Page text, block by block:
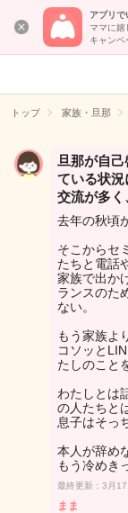
アプリで
ママに嬉
キャンペ
トップ 家族・旦那
旦那が自
ている状
交流が多く
去年の秋頃
そこからセ
たちと電話
家族で出か
ランスのた
ない。
もう家族よ
コソッと
たしのこと
わたしとは
の人たちと
息子はそっ
本人が辞め
もう冷めき
最終更新：3月17
まま